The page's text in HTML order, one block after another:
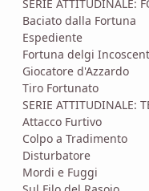
SERIE ATTITUDINALE:
Baciato dalla Fortuna
Espediente
Fortuna delgi
Giocatore d'Azzardo
Tiro Fortunato
SERIE ATTITUDINALE:
Attacco Furtivo
Colpo a Tradimento
Disturbatore
Mordi e Fuggi